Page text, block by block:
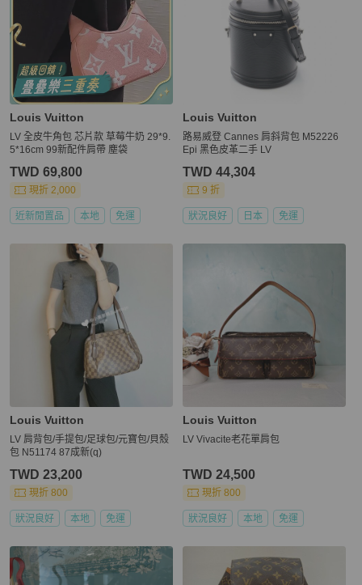
Louis Vuitton
LV 全皮牛角包 芯片款 草莓牛奶 29*9.
5*16cm 99新配件肩帶 塵袋
TWD 69,800
現折 2,000
近新閒置品 本地 免運
Louis Vuitton
路易威登 Cannes 肩斜背包 M52226
Epi 黑色皮革二手 LV
TWD 44,304
9 折
狀況良好 日本 免運
Louis Vuitton
LV 肩背包/手提包/足球包/元寶包/貝殼
包 N51174 87成新(q)
TWD 23,200
現折 800
狀況良好 本地 免運
Louis Vuitton
LV Vivacite老花單肩包
TWD 24,500
現折 800
狀況良好 本地 免運